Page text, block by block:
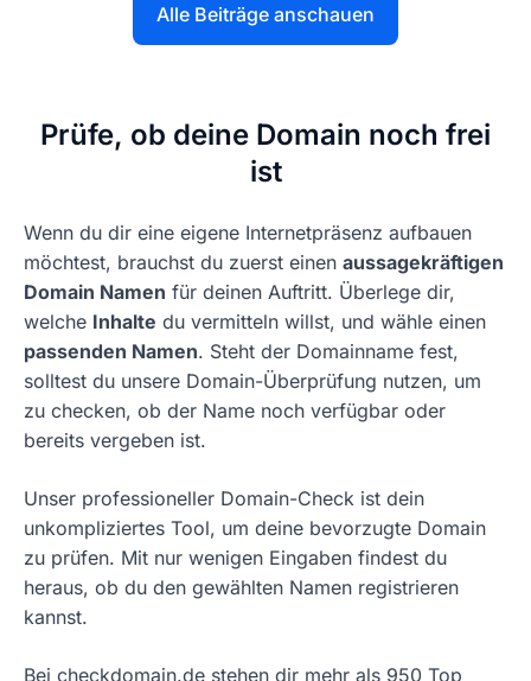
Alle Beiträge anschauen
Prüfe, ob deine Domain noch frei
ist
Wenn du dir eine eigene Internetpräsenz aufbauen
möchtest, brauchst du zuerst einen aussagekräftigen
Domain Namen für deinen Auftritt. Überlege dir,
welche Inhalte du vermitteln willst, und wähle einen
passenden Namen. Steht der Domainname fest,
solltest du unsere Domain-Überprüfung nutzen, um
zu checken, ob der Name noch verfügbar oder
bereits vergeben ist.
Unser professioneller Domain-Check ist dein
unkompliziertes Tool, um deine bevorzugte Domain
zu prüfen. Mit nur wenigen Eingaben findest du
heraus, ob du den gewählten Namen registrieren
kannst.
Bei checkdomain.de stehen dir mehr als 950 Top